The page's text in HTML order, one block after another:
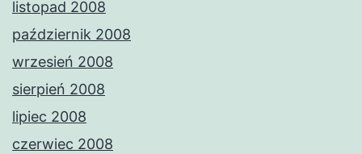
listopad 2008
październik 2008
wrzesień 2008
sierpień 2008
lipiec 2008
czerwiec 2008